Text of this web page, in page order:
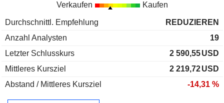
Verkaufen Kaufen
Durchschnittl. Empfehlung
REDUZIEREN
Anzahl Analysten
19
Letzter Schlusskurs
2 590,55USD
Mittleres Kursziel
2 219,72USD
Abstand / Mittleres Kursziel
-14,31 %